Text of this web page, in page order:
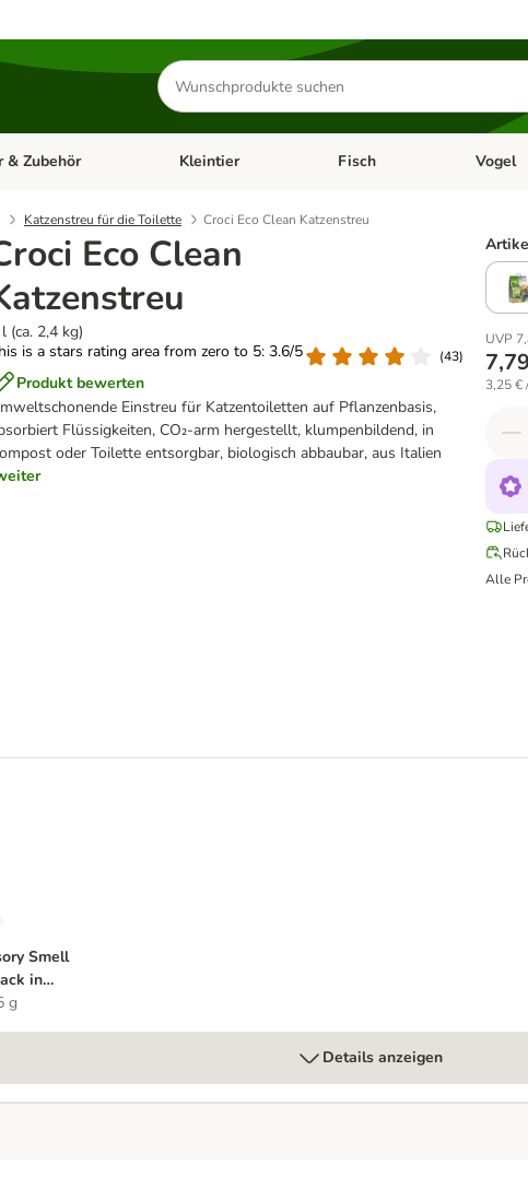
Produkte
suchen
öffnen: Katzenfutter & Zubehör
& Zubehör Kategorie-Menü öffnen: Hundefutter & Zubehör
Kleintier Kategorie-Menü öffnen:
Fisch Vogel
Katzenstreu für die Toilette Croci Eco Clean Katzenstreu
Eco Clean
(ca. 2,4 kg)
is a stars rating area from zero to 5: 3.6/5
(43)
Produkt bewerten
Einstreu für Katzentoiletten auf Pflanzenbasis,
Flüssigkeiten, CO₂-arm hergestellt, klumpenbildend, in
oder Toilette entsorgbar, biologisch abbaubar, aus Italien
UVP
3,25 €
Alle
Smell Taste Feel Multipack in Soße
Smell
in
g
Details anzeigen